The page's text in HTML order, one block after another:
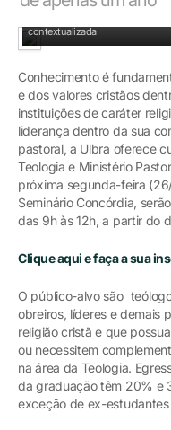
contextualizada
Conhecimento é
e dos valores cristãos
instituições de caráter
liderança dentro da sua
pastoral, a Ulbra oferece
Teologia e Ministério
próxima segunda-feira
Seminário Concórdia,
das 9h às 12h, a partir do
Clique aqui e faça a sua
O público-alvo são
obreiros, líderes e demais
religião cristã e que
ou necessitem
na área da Teologia.
da graduação têm 20% e
exceção de ex-